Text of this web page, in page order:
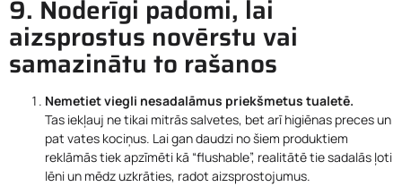
9. Noderīgi padomi, lai
aizsprostus novērstu vai
samazinātu to rašanos
Nemetiet viegli nesadalāmus priekšmetus tualetē.
Tas iekļauj ne tikai mitrās salvetes, bet arī higiēnas preces un
pat vates kociņus. Lai gan daudzi no šiem produktiem
reklāmās tiek apzīmēti kā “flushable”, realitātē tie sadalās ļoti
lēni un mēdz uzkrāties, radot aizsprostojumus.